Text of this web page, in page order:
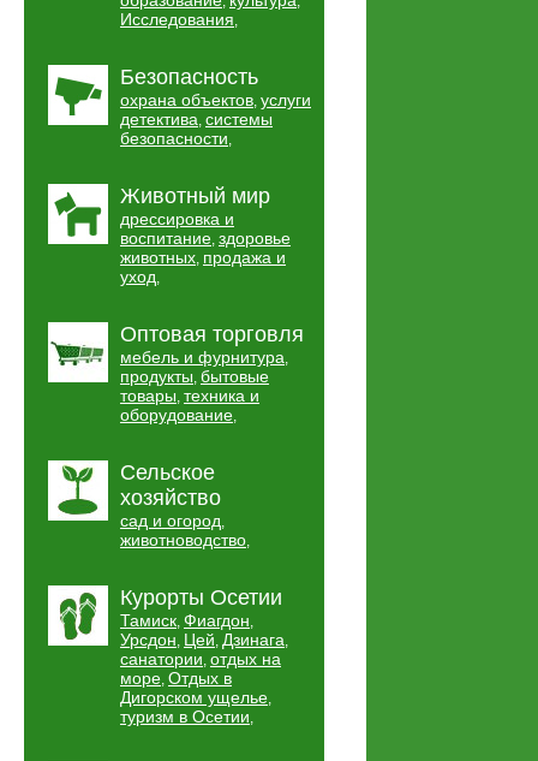
Исследования,
Безопасность
охрана объектов, услуги
детектива, системы
безопасности,
Животный мир
дрессировка и
воспитание, здоровье
животных, продажа и
уход,
Оптовая торговля
мебель и фурнитура,
продукты, бытовые
товары, техника и
оборудование,
Сельское
хозяйство
сад и огород,
животноводство,
Курорты Осетии
Тамиск, Фиагдон,
Урсдон, Цей, Дзинага,
санатории, отдых на
море, Отдых в
Дигорском ущелье,
туризм в Осетии,